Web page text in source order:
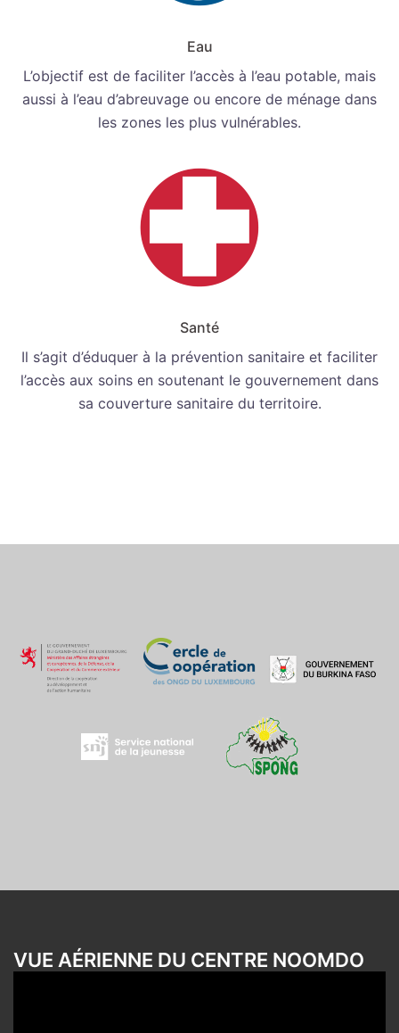
Eau
L’objectif est de faciliter l’accès à l’eau potable, mais
aussi à l’eau d’abreuvage ou encore de ménage dans
les zones les plus vulnérables.
Santé
Il s’agit d’éduquer à la prévention sanitaire et faciliter
l’accès aux soins en soutenant le gouvernement dans
sa couverture sanitaire du territoire.
VUE AÉRIENNE DU CENTRE NOOMDO